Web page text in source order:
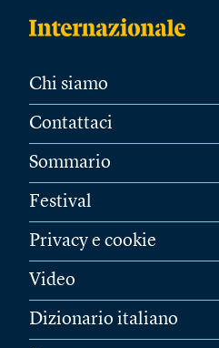
Chi siamo
Contattaci
Sommario
Festival
Privacy e cookie
Video
Dizionario italiano